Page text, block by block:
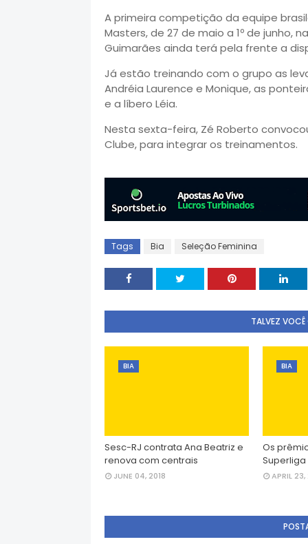
A primeira competição da equipe
Masters, de 27 de maio a 1º de junho,
Guimarães ainda terá pela frente a
Já estão treinando com o grupo as
Andréia Laurence e Monique, as
e a líbero Léia.
Nesta sexta-feira, Zé Roberto
Clube, para integrar os treinamentos.
Tags Bia Seleção Feminina
TALVEZ
BIA
Sesc-RJ contrata Ana Beatriz e
renova com centrais
JUNE 04, 2018
BIA
Os
Superliga
APRIL 23,